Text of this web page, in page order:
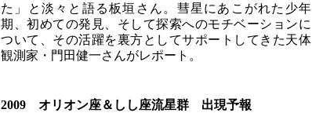
た」と淡々と語る板垣さん。彗星にあこがれた少年
期、初めての発見、そして探索へのモチベーションに
ついて、その活躍を裏方としてサポートしてきた天体
観測家・門田健一さんがレポート。
2009 オリオン座＆しし座流星群 出現予報